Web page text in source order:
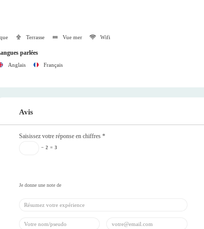
Terrasse Vue mer Wifi
parlées
Anglais Français
Avis
Saisissez votre réponse en chiffres*
− 2 = 3